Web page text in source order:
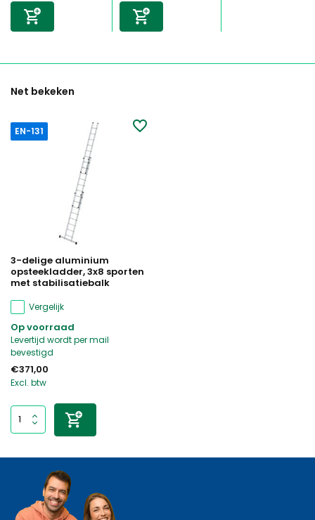
Net bekeken
EN-131
3-delige aluminium
opsteekladder, 3x8 sporten
met stabilisatiebalk
Vergelijk
Op voorraad
Levertijd wordt per mail
bevestigd
€371,00
Excl. btw